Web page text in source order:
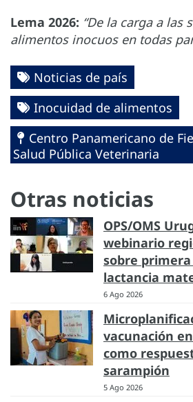
Lema 2026: “De la carga a las
alimentos inocuos en todas
Noticias de país
Inocuidad de alimentos
Centro Panamericano de
Salud Pública Veterinaria
Otras noticias
OPS/OMS
webinario
sobre
lactancia
6 Ago 2026
vacunación
como
sarampión
5 Ago 2026